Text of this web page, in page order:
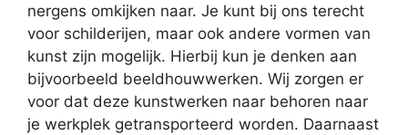
nergens omkijken naar. Je kunt bij ons terecht
voor schilderijen, maar ook andere vormen van
kunst zijn mogelijk. Hierbij kun je denken aan
bijvoorbeeld beeldhouwwerken. Wij zorgen er
voor dat deze kunstwerken naar behoren naar
je werkplek getransporteerd worden. Daarnaast